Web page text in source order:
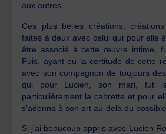
aux autres.
Ces plus belles créations,
faites à deux avec celui qui pour elle
être associé à cette œuvre intime,
Puis, ayant eu la certitude de cette
avec son compagnon de toujours
qui pour Lucien, son mari, fut
particulièrement la cabrette et pour
s’adonna à son art au-delà du possible.
Si j’ai beaucoup appris avec Lucien